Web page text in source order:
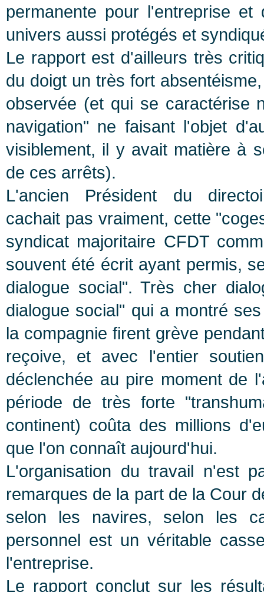
permanente pour l'entreprise et
univers aussi protégés et
Le rapport est d'ailleurs très
du doigt un très fort
observée (et qui se caractérise
navigation" ne faisant l'objet
visiblement, il y avait matière à
de ces arrêts).
L'ancien Président du
cachait pas vraiment, cette
syndicat majoritaire CFDT
souvent été écrit ayant permis,
dialogue social". Très cher
dialogue social" qui a montré
la compagnie firent grève
reçoive, et avec l'entier
déclenchée au pire moment de
période de très forte
continent) coûta des millions
que l'on connaît aujourd'hui.
L'organisation du travail n'est
remarques de la part de la Cour
selon les navires, selon les
personnel est un véritable
l'entreprise.
Le rapport conclut sur les